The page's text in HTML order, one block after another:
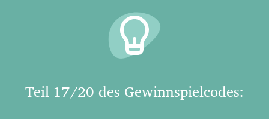
Teil 17/20 des Gewinnspielcodes: